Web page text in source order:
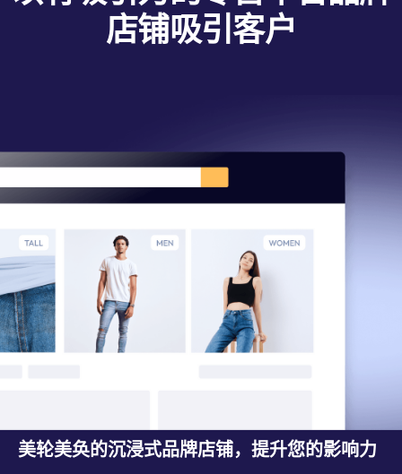
店铺吸引客户
美轮美奂的沉浸式品牌店铺，提升您的影响力